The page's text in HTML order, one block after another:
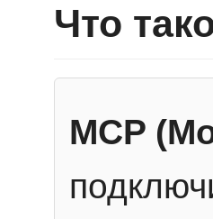
Что
MCP